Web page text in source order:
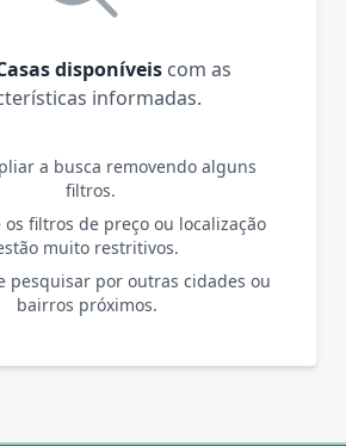
disponíveis com as
informadas.
a busca removendo alguns
filtros.
os filtros de preço ou localização
muito restritivos.
pesquisar por outras cidades ou
bairros próximos.